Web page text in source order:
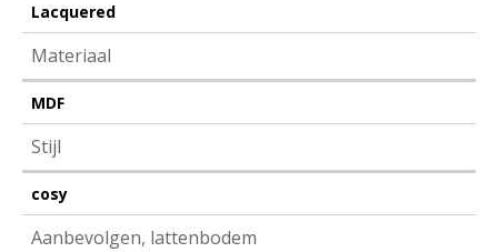
Lacquered
Materiaal
MDF
Stijl
cosy
Aanbevolgen, lattenbodem